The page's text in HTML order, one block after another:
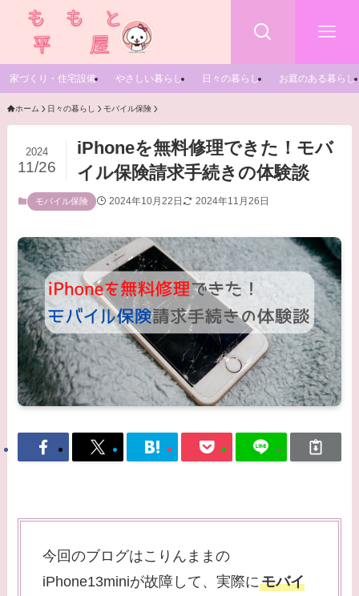
家づくり・住宅設備 やさしい暮らし 日々の暮らし お庭のある暮らし
ホーム 日々の暮らし モバイル保険
iPhoneを無料修理できた！モバ
イル保険請求手続きの体験談
2024
11/26
モバイル保険 2024年10月22日 2024年11月26日
今回のブログはこりんままの
iPhone13miniが故障して、実際にモバイ